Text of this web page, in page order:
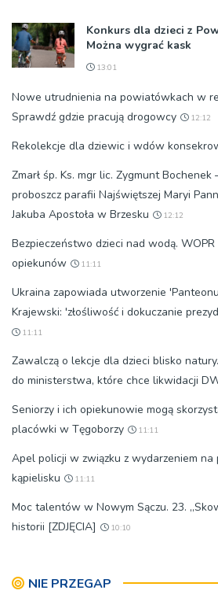
Konkurs dla dzieci z
Można wygrać kask
13:01
Nowe utrudnienia na powiatówkach w
Sprawdź gdzie pracują drogowcy
12:12
Rekolekcje dla dziewic i wdów
Zmarł śp. Ks. mgr lic. Zygmunt
proboszcz parafii Najświętszej Maryi
Jakuba Apostoła w Brzesku
12:12
Bezpieczeństwo dzieci nad wodą.
opiekunów
11:11
Ukraina zapowiada utworzenie 'Panteonu
Krajewski: 'złośliwość i dokuczanie
11:11
Zawalczą o lekcje dla dzieci blisko
do ministerstwa, które chce likwidacji
Seniorzy i ich opiekunowie mogą
placówki w Tęgoborzy
11:11
Apel policji w związku z wydarzeniem na
kąpielisku
11:11
Moc talentów w Nowym Sączu. 23.
historii [ZDJĘCIA]
10:10
NIE PRZEGAP